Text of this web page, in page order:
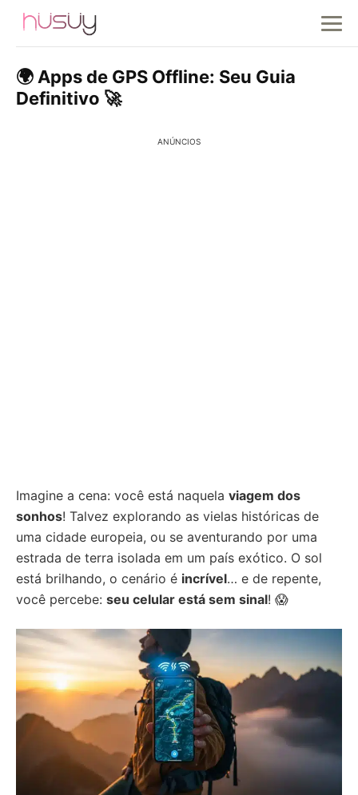
🌍 Apps de GPS Offline: Seu Guia
Definitivo 🚀
ANÚNCIOS
Imagine a cena: você está naquela viagem dos
sonhos! Talvez explorando as vielas históricas de
uma cidade europeia, ou se aventurando por uma
estrada de terra isolada em um país exótico. O sol
está brilhando, o cenário é incrível… e de repente,
você percebe: seu celular está sem sinal! 😱